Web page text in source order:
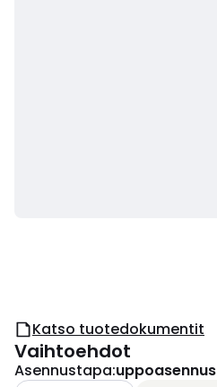
Katso tuotedokumentit
Vaihtoehdot
Asennustapa:uppoasennus